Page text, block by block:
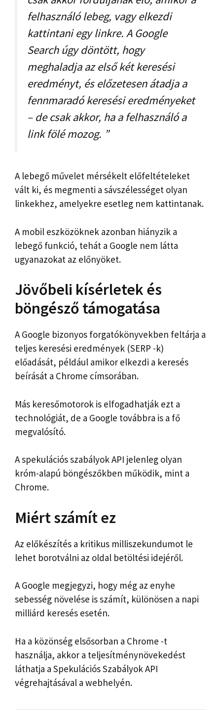
felhasználó lebeg, vagy elkezdi
kattintani egy linkre. A Google
Search úgy döntött, hogy
meghaladja az első két keresési
eredményt, és előzetesen átadja a
fennmaradó keresési eredményeket
– de csak akkor, ha a felhasználó a
link fölé mozog. ”
A lebegő művelet mérsékelt előfeltételeket
vált ki, és megmenti a sávszélességet olyan
linkekhez, amelyekre esetleg nem kattintanak.
A mobil eszközöknek azonban hiányzik a
lebegő funkció, tehát a Google nem látta
ugyanazokat az előnyöket.
Jövőbeli kísérletek és
böngésző támogatása
A Google bizonyos forgatókönyvekben feltárja a
teljes keresési eredmények (SERP -k)
előadását, például amikor elkezdi a keresés
beírását a Chrome címsorában.
Más keresőmotorok is elfogadhatják ezt a
technológiát, de a Google továbbra is a fő
megvalósító.
A spekulációs szabályok API jelenleg olyan
króm-alapú böngészőkben működik, mint a
Chrome.
Miért számít ez
Az előkészítés a kritikus milliszekundumot le
lehet borotválni az oldal betöltési idejéről.
A Google megjegyzi, hogy még az enyhe
sebesség növelése is számít, különösen a napi
milliárd keresés esetén.
Ha a közönség elsősorban a Chrome -t
használja, akkor a teljesítménynövekedést
láthatja a Spekulációs Szabályok API
végrehajtásával a webhelyén.